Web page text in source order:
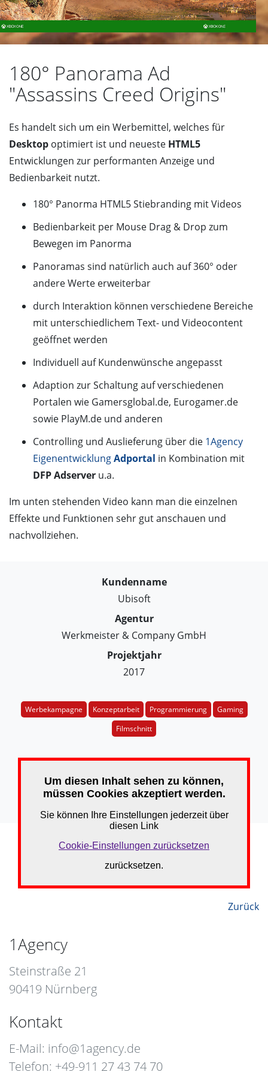
180° Panorama Ad
"Assassins Creed Origins"
Es handelt sich um ein Werbemittel, welches für
Desktop optimiert ist und neueste HTML5
Entwicklungen zur performanten Anzeige und
Bedienbarkeit nutzt.
180° Panorma HTML5 Stiebranding mit Videos
Bedienbarkeit per Mouse Drag & Drop zum
Bewegen im Panorma
Panoramas sind natürlich auch auf 360° oder
andere Werte erweiterbar
durch Interaktion können verschiedene Bereiche
mit unterschiedlichem Text- und Videocontent
geöffnet werden
Individuell auf Kundenwünsche angepasst
Adaption zur Schaltung auf verschiedenen
Portalen wie Gamersglobal.de, Eurogamer.de
sowie PlayM.de und anderen
Controlling und Auslieferung über die 1Agency
EigenentwicklungAdportal in Kombination mit
DFP Adserver u.a.
Im unten stehenden Video kann man die einzelnen
Effekte und Funktionen sehr gut anschauen und
nachvollziehen.
Kundenname
Ubisoft
Agentur
Werkmeister & Company GmbH
Projektjahr
2017
Werbekampagne Konzeptarbeit Programmierung
Gaming
Filmschnitt
Zurück
1Agency
Steinstraße 21
90419 Nürnberg
Kontakt
E-Mail: info@1agency.de
Telefon: +49-911 27 43 74 70